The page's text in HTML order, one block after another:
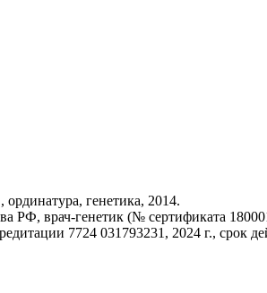
генетика, 2014.
генетик (№ сертификата
7724 031793231, 2024 г., срок